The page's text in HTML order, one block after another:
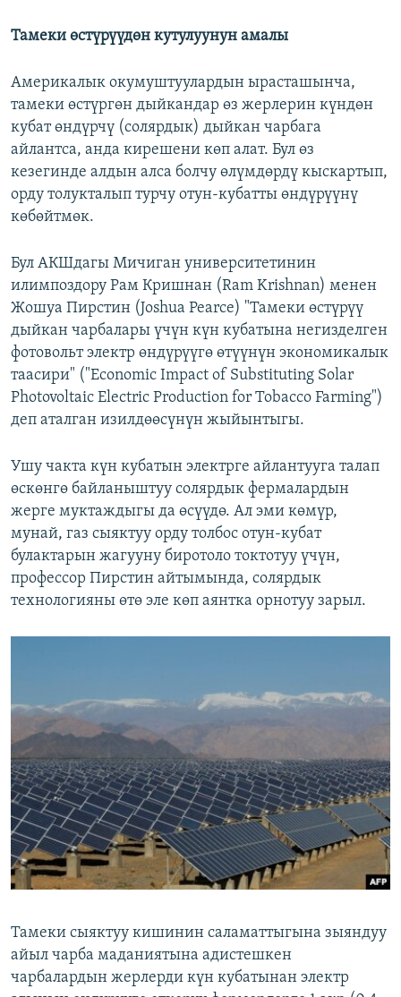
Тамеки өстүрүүдөн кутулуунун амалы
Америкалык окумуштуулардын ырасташынча,
тамеки өстүргөн дыйкандар өз жерлерин күндөн
кубат өндүрчү (солярдык) дыйкан чарбага
айлантса, анда кирешени көп алат. Бул өз
кезегинде алдын алса болчу өлүмдөрдү кыскартып,
орду толукталып турчу отун-кубатты өндүрүүнү
көбөйтмөк.
Бул АКШдагы Мичиган университетинин
илимпоздору Рам Кришнан (Ram Krishnan) менен
Жошуа Пирстин (Joshua Pearce) "Тамеки өстүрүү
дыйкан чарбалары үчүн күн кубатына негизделген
фотовольт электр өндүрүүгө өтүүнүн экономикалык
таасири" ("Economic Impact of Substituting Solar
Photovoltaic Electric Production for Tobacco Farming")
деп аталган изилдөөсүнүн жыйынтыгы.
Ушу чакта күн кубатын электрге айлантууга талап
өскөнгө байланыштуу солярдык фермалардын
жерге муктаждыгы да өсүүдө. Ал эми көмүр,
мунай, газ сыяктуу орду толбос отун-кубат
булактарын жагууну биротоло токтотуу үчүн,
профессор Пирстин айтымында, солярдык
технологияны өтө эле көп аянтка орнотуу зарыл.
Тамеки сыяктуу кишинин саламаттыгына зыяндуу
айыл чарба маданиятына адистешкен
чарбалардын жерлерди күн кубатынан электр